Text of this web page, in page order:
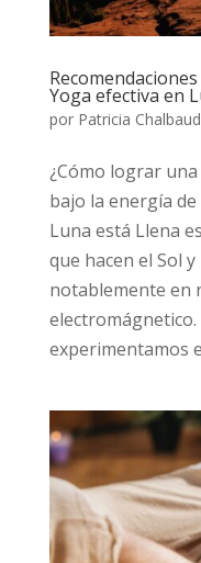
Yoga efectiva en
por Patricia Chalbaud
¿Cómo lograr
bajo la energía
Luna está Llena
que hacen el Sol
notablemente en
experimentamos